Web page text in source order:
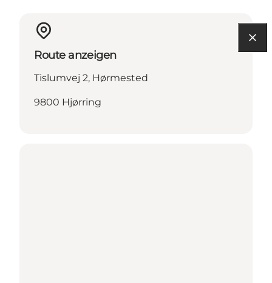
Route anzeigen
Tislumvej 2, Hørmested
9800 Hjørring